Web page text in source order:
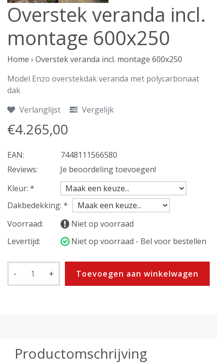
Overstek veranda incl.
montage 600x250
Home › Overstek veranda incl. montage 600x250
Model Enzo overstekdak veranda met polycarbonaat
dak
Verlanglijst
Vergelijk
€4.265,00
EAN:
7448111566580
Reviews:
Je beoordeling toevoegen!
Kleur: *
Dakbedekking: *
Voorraad:
Niet op voorraad
Levertijd:
Niet op voorraad - Bel voor bestellen
- + Toevoegen aan winkelwagen
Productomschrijving